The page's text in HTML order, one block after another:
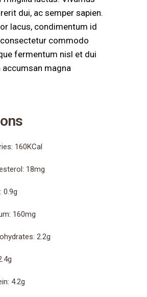
dui, ac semper sapien.
lacus, condimentum id
commodo
fermentum nisl et dui
accumsan magna
160KCal
18mg
0.9g
160mg
2.2g
4.2g